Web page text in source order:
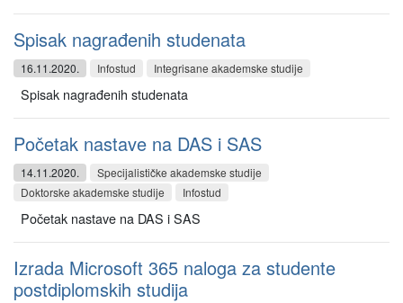
Spisak nagrađenih studenata
16.11.2020. Infostud Integrisane akademske studije
Spisak nagrađenih studenata
Početak nastave na DAS i SAS
14.11.2020.
Specijalističke akademske studije
Doktorske akademske studije
Infostud
Početak nastave na DAS i SAS
Izrada Microsoft 365 naloga za studente
postdiplomskih studija